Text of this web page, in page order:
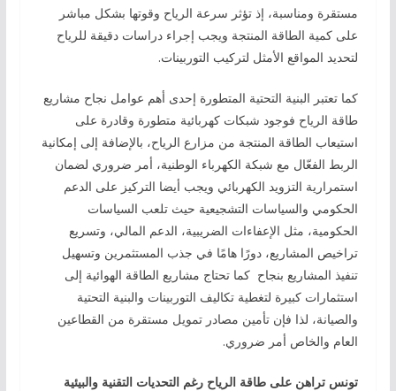
مستقرة ومناسبة، إذ تؤثر سرعة الرياح وقوتها بشكل مباشر
على كمية الطاقة المنتجة ويجب إجراء دراسات دقيقة للرياح
لتحديد المواقع الأمثل لتركيب التوربينات.
كما تعتبر البنية التحتية المتطورة إحدى أهم عوامل نجاح مشاريع
طاقة الرياح فوجود شبكات كهربائية متطورة وقادرة على
استيعاب الطاقة المنتجة من مزارع الرياح، بالإضافة إلى إمكانية
الربط الفعّال مع شبكة الكهرباء الوطنية، أمر ضروري لضمان
استمرارية التزويد الكهربائي ويجب أيضا التركيز على الدعم
الحكومي والسياسات التشجيعية حيث تلعب السياسات
الحكومية، مثل الإعفاءات الضريبية، الدعم المالي، وتسريع
تراخيص المشاريع، دورًا هامًا في جذب المستثمرين وتسهيل
تنفيذ المشاريع بنجاح كما تحتاج مشاريع الطاقة الهوائية إلى
استثمارات كبيرة لتغطية تكاليف التوربينات والبنية التحتية
والصيانة، لذا فإن تأمين مصادر تمويل مستقرة من القطاعين
العام والخاص أمر ضروري.
تونس تراهن على طاقة الرياح رغم التحديات التقنية والبيئية